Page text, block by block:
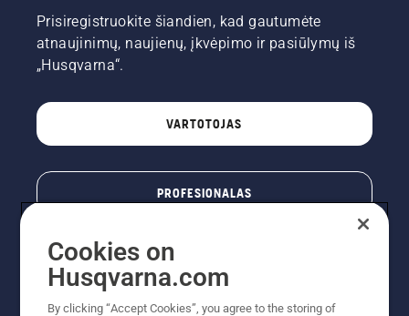
Prisiregistruokite šiandien, kad gautumėte
atnaujinimų, naujienų, įkvėpimo ir pasiūlymų iš
„Husqvarna“.
VARTOTOJAS
PROFESIONALAS
Cookies on
Husqvarna.com
By clicking “Accept Cookies”, you agree to the storing of